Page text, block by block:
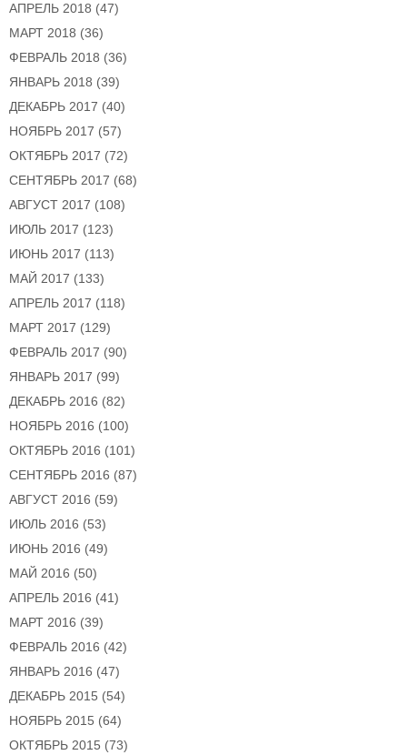
АПРЕЛЬ 2018 (47)
МАРТ 2018 (36)
ФЕВРАЛЬ 2018 (36)
ЯНВАРЬ 2018 (39)
ДЕКАБРЬ 2017 (40)
НОЯБРЬ 2017 (57)
ОКТЯБРЬ 2017 (72)
СЕНТЯБРЬ 2017 (68)
АВГУСТ 2017 (108)
ИЮЛЬ 2017 (123)
ИЮНЬ 2017 (113)
МАЙ 2017 (133)
АПРЕЛЬ 2017 (118)
МАРТ 2017 (129)
ФЕВРАЛЬ 2017 (90)
ЯНВАРЬ 2017 (99)
ДЕКАБРЬ 2016 (82)
НОЯБРЬ 2016 (100)
ОКТЯБРЬ 2016 (101)
СЕНТЯБРЬ 2016 (87)
АВГУСТ 2016 (59)
ИЮЛЬ 2016 (53)
ИЮНЬ 2016 (49)
МАЙ 2016 (50)
АПРЕЛЬ 2016 (41)
МАРТ 2016 (39)
ФЕВРАЛЬ 2016 (42)
ЯНВАРЬ 2016 (47)
ДЕКАБРЬ 2015 (54)
НОЯБРЬ 2015 (64)
ОКТЯБРЬ 2015 (73)